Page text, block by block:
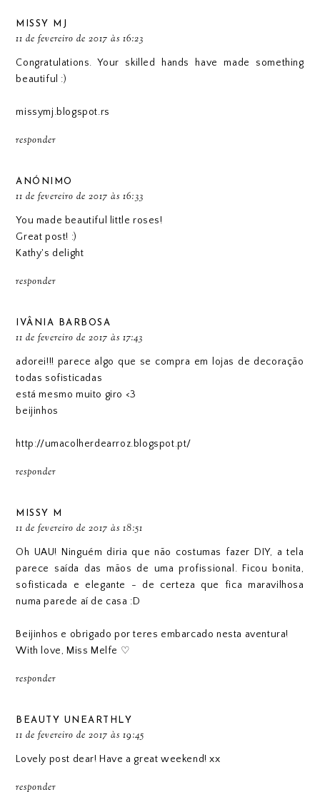
MISSY MJ
11 de fevereiro de 2017 às 16:23
Congratulations. Your skilled hands have made something
beautiful :)
missymj.blogspot.rs
responder
ANÓNIMO
11 de fevereiro de 2017 às 16:33
You made beautiful little roses!
Great post! :)
Kathy's delight
responder
IVÂNIA BARBOSA
11 de fevereiro de 2017 às 17:43
adorei!!! parece algo que se compra em lojas de decoração
todas sofisticadas
está mesmo muito giro <3
beijinhos
http://umacolherdearroz.blogspot.pt/
responder
MISSY M
11 de fevereiro de 2017 às 18:51
Oh UAU! Ninguém diria que não costumas fazer DIY, a tela
parece saída das mãos de uma profissional. Ficou bonita,
sofisticada e elegante - de certeza que fica maravilhosa
numa parede aí de casa :D
Beijinhos e obrigado por teres embarcado nesta aventura!
With love, Miss Melfe ♡
responder
BEAUTY UNEARTHLY
11 de fevereiro de 2017 às 19:45
Lovely post dear! Have a great weekend! xx
responder